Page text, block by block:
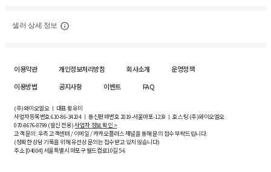
셀러 상세 정보
이용약관 개인정보처리방침 회사소개
운영정책
이용방법
공지사항 이벤트 FAQ
(주)와이오엘오 ㅣ 대표 황유미
사업자등록번호610-86-34204ㅣ 통신판매번호 2019-서울마포-1239 ㅣ 호스팅 (주)와이오엘오
070-8676-8799 (발신 전용)사업자 정보 확인 >
고객 문의: 우측 고객센터 / 이메일 / 카카오플러스 채널을 통해 문의 접수 부탁드립니다.
(정확한 상담 기록을 위해 유선상 문의는 접수받고 있지 않습니다)
주소 [04004] 서울특별시 마포구 월드컵로10길5-6